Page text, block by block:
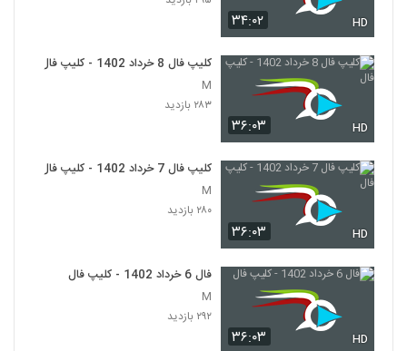
۳۴:۰۲ HD
۳۶:۰۳ HD
کلیپ فال 8 خرداد 1402 - کلیپ فال
M
۲۸۳ بازدید
۳۶:۰۳ HD
کلیپ فال 7 خرداد 1402 - کلیپ فال
M
۲۸۰ بازدید
۳۶:۰۳ HD
فال 6 خرداد 1402 - کلیپ فال
M
۲۹۲ بازدید